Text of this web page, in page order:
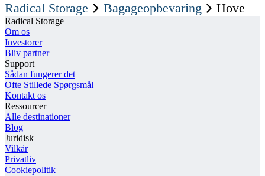
Radical Storage Bagageopbevaring Hove
Radical Storage
Om os
Investorer
Bliv partner
Support
Sådan fungerer det
Ofte Stillede Spørgsmål
Kontakt os
Ressourcer
Alle destinationer
Blog
Juridisk
Vilkår
Privatliv
Cookiepolitik